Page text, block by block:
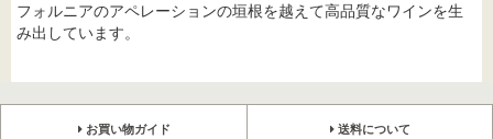
フォルニアのアペレーションの垣根を越えて高品質なワインを生
み出しています。
お買い物ガイド 送料について